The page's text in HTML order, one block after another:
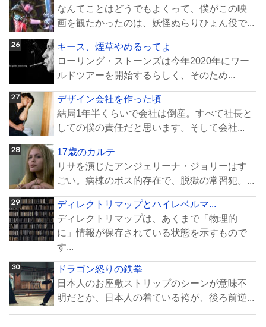
なんてことはどうでもよくって、僕がこの映
画を観たかったのは、妖怪ぬらりひょん役で...
キース、煙草やめるってよ
ローリング・ストーンズは今年2020年にワー
ルドツアーを開始するらしく、そのため...
デザイン会社を作った頃
結局1年半くらいで会社は倒産。すべて社長と
しての僕の責任だと思います。そして会社...
17歳のカルテ
リサを演じたアンジェリーナ・ジョリーはす
ごい。病棟のボス的存在で、脱獄の常習犯。...
ディレクトリマップとハイレベルマ...
ディレクトリマップは、あくまで「物理的
に」情報が保存されている状態を示すもので
す...
ドラゴン怒りの鉄拳
日本人のお座敷ストリップのシーンが意味不
明だとか、日本人の着ている袴が、後ろ前逆...